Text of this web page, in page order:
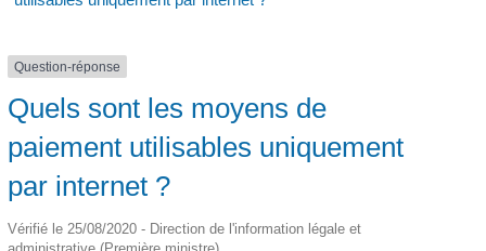
Question-réponse
Quels sont les moyens de
paiement utilisables uniquement
par internet ?
Vérifié le 25/08/2020 - Direction de l'information légale et